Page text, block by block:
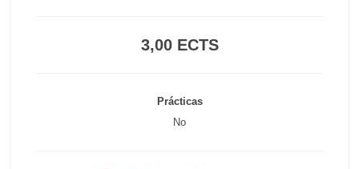
3,00 ECTS
Prácticas
No